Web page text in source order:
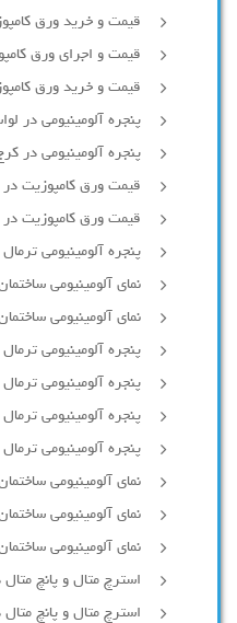
قیمت و خرید ورق
قیمت و اجرای ورق
قیمت و خرید ورق
پنجره آلومینیومی در
پنجره آلومینیومی در
قیمت ورق کامپوزیت
قیمت ورق کامپوزیت
پنجره آلومینیومی
نمای آلومینیومی
نمای آلومینیومی
پنجره آلومینیومی
پنجره آلومینیومی
پنجره آلومینیومی
پنجره آلومینیومی
نمای آلومینیومی
نمای آلومینیومی
نمای آلومینیومی
استرچ متال و پانچ متال
استرچ متال و پانچ